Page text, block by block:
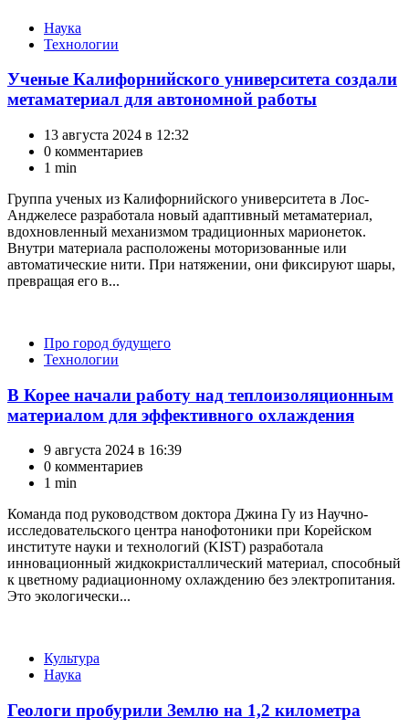
Категории
Наука
Технологии
Ученые Калифорнийского университета создали
метаматериал для автономной работы
13 августа 2024 в 12:32
0 комментариев
1 min
Группа ученых из Калифорнийского университета в Лос-
Анджелесе разработала новый адаптивный метаматериал,
вдохновленный механизмом традиционных марионеток.
Внутри материала расположены моторизованные или
автоматические нити. При натяжении, они фиксируют шары,
превращая его в...
КатегорииПро город будущего
Технологии
В Корее начали работу над теплоизоляционным
материалом для эффективного охлаждения
9 августа 2024 в 16:39
0 комментариев
1 min
Команда под руководством доктора Джина Гу из Научно-
исследовательского центра нанофотоники при Корейском
институте науки и технологий (KIST) разработала
инновационный жидкокристаллический материал, способный
к цветному радиационному охлаждению без электропитания.
Это экологически...
КатегорииКультура
Наука
Геологи пробурили Землю на 1,2 километра